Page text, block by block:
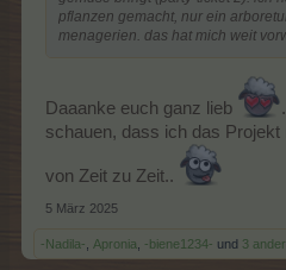
pflanzen gemacht, nur ein
menagerien. das hat mich weit
Daaanke euch ganz lieb
schauen, dass ich das
von Zeit zu Zeit..
5 März 2025
-Nadila- Apronia -biene1234- und 3